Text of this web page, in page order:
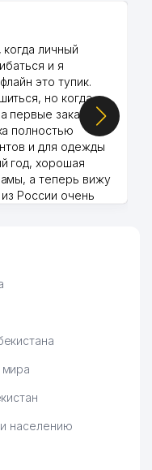
личный
и я
это тупик.
но когда
первые заказы,
полностью
и для одежды
год, хорошая
а теперь вижу
России очень
населению